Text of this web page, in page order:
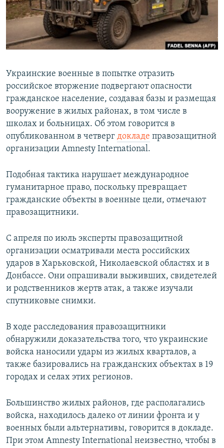
Украинские военные в попытке отразить
российское вторжение подвергают опасности
гражданское население, создавая базы и размещая
вооружение в жилых районах, в том числе в
школах и больницах. Об этом говорится в
опубликованном в четверг докладе правозащитной
организации Amnesty International.
Подобная тактика нарушает международное
гуманитарное право, поскольку превращает
гражданские объекты в военные цели, отмечают
правозащитники.
С апреля по июль эксперты правозащитной
организации осматривали места российских
ударов в Харьковской, Николаевской областях и в
Донбассе. Они опрашивали выживших, свидетелей
и родственников жертв атак, а также изучали
спутниковые снимки.
В ходе расследования правозащитники
обнаружили доказательства того, что украинские
войска наносили удары из жилых кварталов, а
также базировались на гражданских объектах в 19
городах и селах этих регионов.
Большинство жилых районов, где располагались
войска, находилось далеко от линии фронта и у
военных были альтернативы, говорится в докладе.
При этом Amnesty International неизвестно, чтобы в